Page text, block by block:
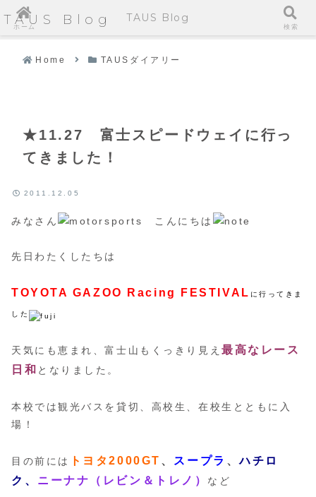
TAUS Blog
Home TAUSダイアリー
★11.27 富士スピードウェイに行っ
てきました！
2011.12.05
みなさん こんにちは
先日わたくしたちは
TOYOTA GAZOO Racing FESTIVAL に行ってきま
した
天気にも恵まれ、富士山もくっきり見え最高なレース
日和 となりました。
本校では観光バスを貸切、高校生、在校生とともに入
場！
目の前には トヨタ2000GT 、 スープラ 、ハチロ
ク、 ニーナナ（レビン＆トレノ） など
ホーム
TAUS Blog
検索